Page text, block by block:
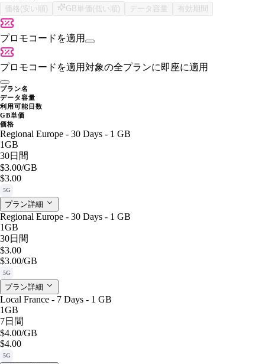
価格(安い順) GB単価(低い順) データ容量 有効期間
プロモコードを適用
プロモコードを適用対象の全プランに即座に適用
プラン名
データ容量
利用可能日数
GB単価
価格
Regional Europe - 30 Days - 1 GB
1GB
30日間
$3.00/GB
$3.00
5G
プラン詳細
Regional Europe - 30 Days - 1 GB
1GB
30日間
$3.00
$3.00/GB
5G
プラン詳細
Local France - 7 Days - 1 GB
1GB
7日間
$4.00/GB
$4.00
5G